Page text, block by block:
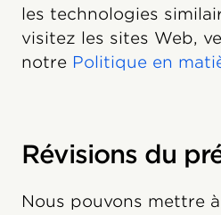
les technologies
visitez les sites Web,
notre Politique en
Révisions du
Nous pouvons mettre